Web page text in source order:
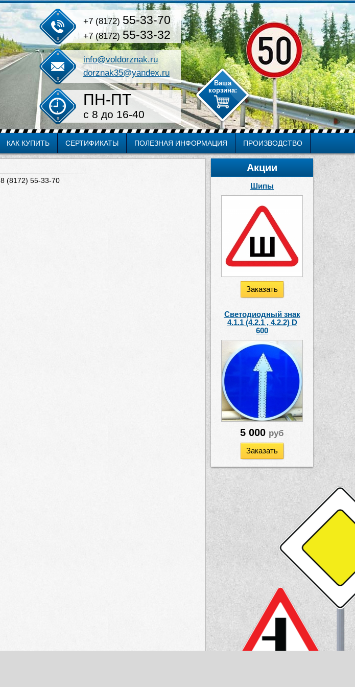
+7 (8172) 55-33-70
+7 (8172) 55-33-32
info@voldorznak.ru
dorznak35@yandex.ru
ПН-ПТ
c 8 до 16-40
КАК КУПИТЬ СЕРТИФИКАТЫ ПОЛЕЗНАЯ ИНФОРМАЦИЯ ПРОИЗВОДСТВО
Акции
Шипы
Заказать
Светодиодный знак
4.1.1 (4.2.1 , 4.2.2) D
600
5 000 руб
Заказать
8 (8172) 55-33-70